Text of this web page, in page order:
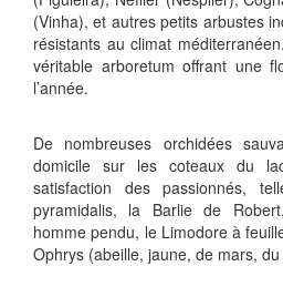
(Vinha), et autres petits arbustes
résistants au climat
véritable arboretum offrant une
l’année.
De nombreuses orchidées
domicile sur les coteaux du
satisfaction des passionnés,
pyramidalis, la Barlie de
homme pendu, le Limodore à
Ophrys (abeille, jaune, de mars,